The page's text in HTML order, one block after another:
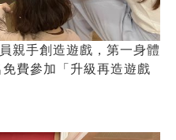
親手創造遊戲，第一身體
費參加「升級再造遊戲